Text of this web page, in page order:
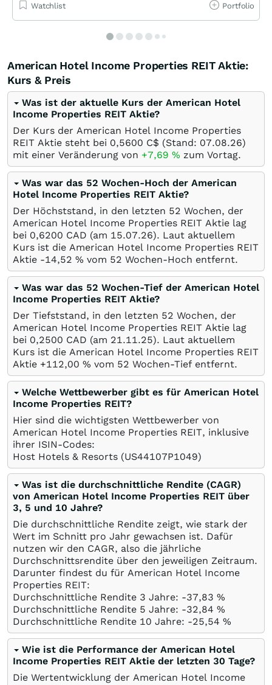
Watchlist Portfolio
American Hotel Income Properties REIT Aktie:
Kurs & Preis
Was ist der aktuelle Kurs der American Hotel
Income Properties REIT Aktie?
Der Kurs der American Hotel Income Properties
REIT Aktie steht bei 0,5600 C$ (Stand: 07.08.26)
mit einer Veränderung von +7,69 % zum Vortag.
Was war das 52 Wochen-Hoch der American
Hotel Income Properties REIT Aktie?
Der Höchststand, in den letzten 52 Wochen, der
American Hotel Income Properties REIT Aktie lag
bei 0,6200 CAD (am 15.07.26). Laut aktuellem
Kurs ist die American Hotel Income Properties REIT
Aktie -14,52 % vom 52 Wochen-Hoch entfernt.
Was war das 52 Wochen-Tief der American Hotel
Income Properties REIT Aktie?
Der Tiefststand, in den letzten 52 Wochen, der
American Hotel Income Properties REIT Aktie lag
bei 0,2500 CAD (am 21.11.25). Laut aktuellem
Kurs ist die American Hotel Income Properties REIT
Aktie +112,00 % vom 52 Wochen-Tief entfernt.
Welche Wettbewerber gibt es für American Hotel
Income Properties REIT?
Hier sind die wichtigsten Wettbewerber von
American Hotel Income Properties REIT, inklusive
ihrer ISIN-Codes:
Host Hotels & Resorts (US44107P1049)
Was ist die durchschnittliche Rendite (CAGR)
von American Hotel Income Properties REIT über
3, 5 und 10 Jahre?
Die durchschnittliche Rendite zeigt, wie stark der
Wert im Schnitt pro Jahr gewachsen ist. Dafür
nutzen wir den CAGR, also die jährliche
Durchschnittsrendite über den jeweiligen Zeitraum.
Darunter findest du für American Hotel Income
Properties REIT:
Durchschnittliche Rendite 3 Jahre: -37,83 %
Durchschnittliche Rendite 5 Jahre: -32,84 %
Durchschnittliche Rendite 10 Jahre: -25,54 %
Wie ist die Performance der American Hotel
Income Properties REIT Aktie der letzten 30 Tage?
Die Wertentwicklung der American Hotel Income